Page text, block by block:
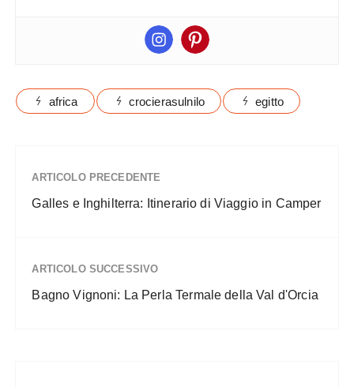
africa crocierasulnilo egitto
ARTICOLO PRECEDENTE
Galles e Inghilterra: Itinerario di Viaggio in Camper
ARTICOLO SUCCESSIVO
Bagno Vignoni: La Perla Termale della Val d'Orcia